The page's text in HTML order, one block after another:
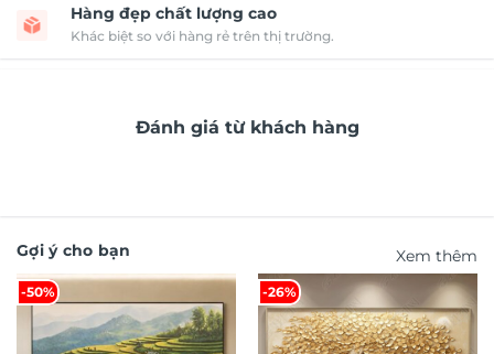
Hàng đẹp chất lượng cao
Khác biệt so với hàng rẻ trên thị trường.
Đánh giá từ khách hàng
Gợi ý cho bạn Xem thêm
-50% -26%